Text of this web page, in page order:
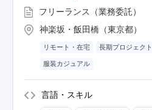
フリーランス（業務委託）
神楽坂・飯田橋（東京都）
リモート・在宅 長期プロジェクト
服装カジュアル
言語・スキル